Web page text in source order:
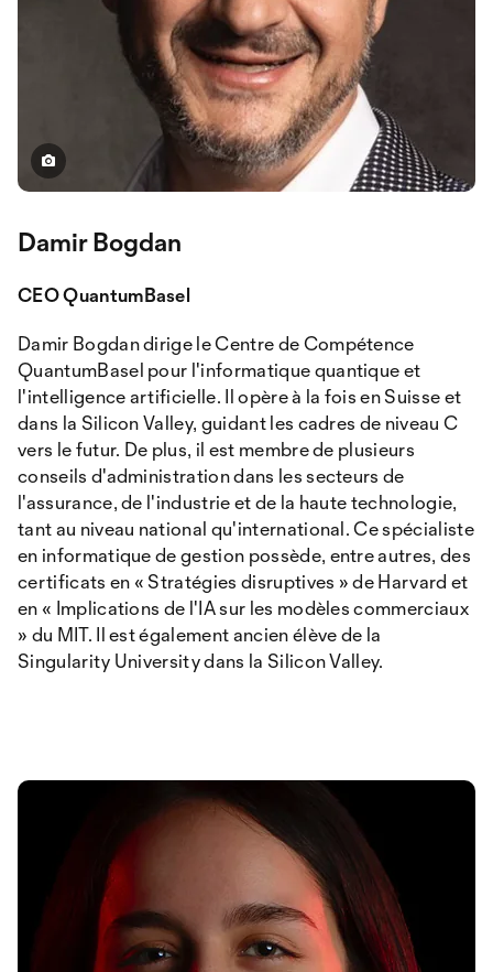
Damir Bogdan
CEO QuantumBasel
Damir Bogdan dirige le Centre de Compétence
QuantumBasel pour l'informatique quantique et
l'intelligence artificielle. Il opère à la fois en Suisse et
dans la Silicon Valley, guidant les cadres de niveau C
vers le futur. De plus, il est membre de plusieurs
conseils d'administration dans les secteurs de
l'assurance, de l'industrie et de la haute technologie,
tant au niveau national qu'international. Ce spécialiste
en informatique de gestion possède, entre autres, des
certificats en « Stratégies disruptives » de Harvard et
en « Implications de l'IA sur les modèles commerciaux
» du MIT. Il est également ancien élève de la
Singularity University dans la Silicon Valley.